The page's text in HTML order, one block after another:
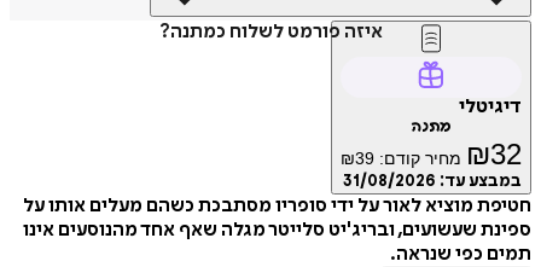
איזה פורמט לשלוח כמתנה?
דיגיטלי
מתנה
₪32 מחיר קודם: ₪39
במבצע עד: 31/08/2026
חטיפת מוציא לאור על ידי סופריו מסתבכת כשהם מעלים אותו על
ספינת שעשועים, ובריג'יט סלייטר מגלה שאף אחד מהנוסעים אינו
תמים כפי שנראה.